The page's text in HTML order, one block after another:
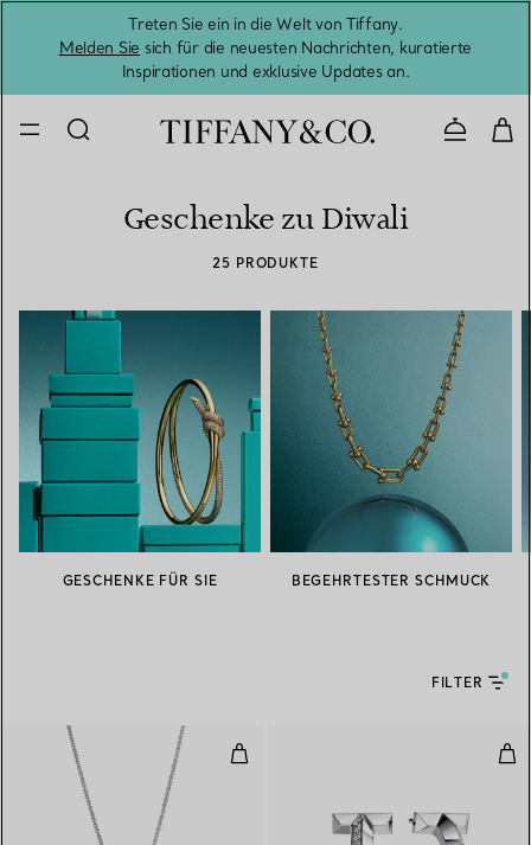
Treten Sie ein in die Welt von Tiffany.
Melden Sie sich für die neuesten Nachrichten, kuratierte
Inspirationen und exklusive Updates an.
Geschenke zu Diwali
25 PRODUKTE
GESCHENKE FÜR SIE BEGEHRTESTER SCHMUCK
FILTER
Kleiner Anhänger in WeißgoldT